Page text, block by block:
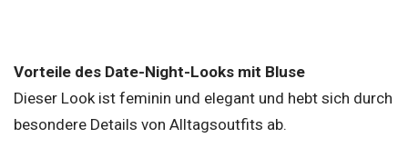
Vorteile des Date-Night-Looks mit Bluse
Dieser Look ist feminin und elegant und hebt sich durch
besondere Details von Alltagsoutfits ab.